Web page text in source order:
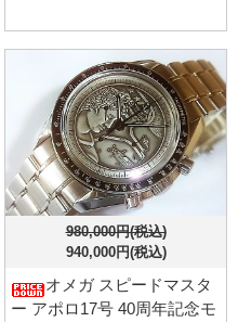
980,000円(税込)
940,000円(税込)
オメガ スピードマスタ
ー アポロ17号 40周年記念モ